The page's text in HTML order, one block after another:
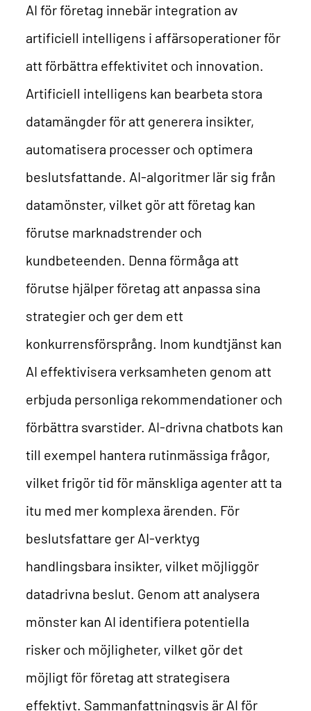
AI för företag innebär integration av
artificiell intelligens i affärsoperationer för
att förbättra effektivitet och innovation.
Artificiell intelligens kan bearbeta stora
datamängder för att generera insikter,
automatisera processer och optimera
beslutsfattande. AI-algoritmer lär sig från
datamönster, vilket gör att företag kan
förutse marknadstrender och
kundbeteenden. Denna förmåga att
förutse hjälper företag att anpassa sina
strategier och ger dem ett
konkurrensförsprång. Inom kundtjänst kan
AI effektivisera verksamheten genom att
erbjuda personliga rekommendationer och
förbättra svarstider. AI-drivna chatbots kan
till exempel hantera rutinmässiga frågor,
vilket frigör tid för mänskliga agenter att ta
itu med mer komplexa ärenden. För
beslutsfattare ger AI-verktyg
handlingsbara insikter, vilket möjliggör
datadrivna beslut. Genom att analysera
mönster kan AI identifiera potentiella
risker och möjligheter, vilket gör det
möjligt för företag att strategisera
effektivt. Sammanfattningsvis är AI för